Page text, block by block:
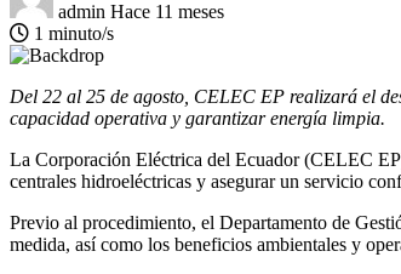
admin Hace 11 meses
1 minuto/s
Del 22 al 25 de agosto, CELEC EP realizará el
capacidad operativa y garantizar energía limpia.
La Corporación Eléctrica del Ecuador (CELEC
centrales hidroeléctricas y asegurar un servicio
Previo al procedimiento, el Departamento de
medida, así como los beneficios ambientales y